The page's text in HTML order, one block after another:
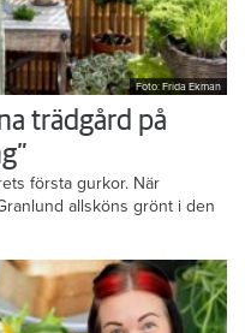
Foto: Frida Ekman
trädgård på
första gurkor. När
allsköns grönt i den